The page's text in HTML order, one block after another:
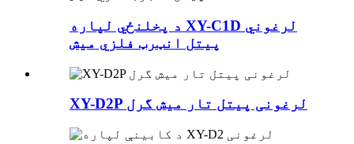
د پخلنځي لپاره XY-C1D لرغوني
پیتل انټرټ فلزي میش
XY-D2P لرغونی پیتل تار میش گرل